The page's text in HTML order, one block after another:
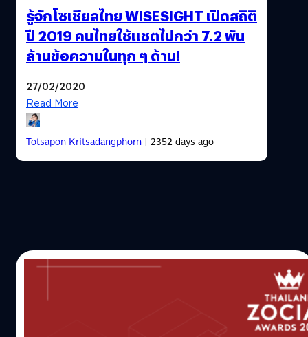
รู้จักโซเชียลไทย WISESIGHT เปิดสถิติ
ปี 2019 คนไทยใช้แชตไปกว่า 7.2 พัน
ล้านข้อความในทุก ๆ ด้าน!
27/02/2020
Read More
Totsapon Kritsadangphorn| 2352 days ago
17/10/2019
A.I. กับการวัดผลกิจกรรมทางการตลาดบนโซ